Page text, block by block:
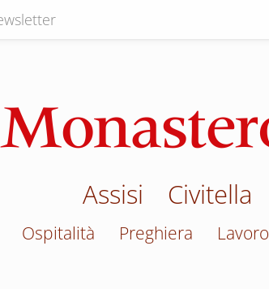
Assisi Civitella
Ospitalità Preghiera Lavoro